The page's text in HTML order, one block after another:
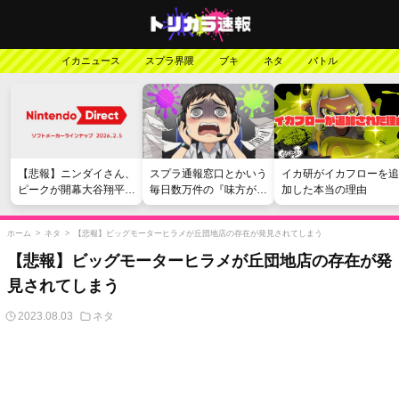
イカニュース スプラ界隈 ブキ ネタ バトル
【悲報】ニンダイさん、
ピークが開幕大谷翔平の
がっかりダイレクトだっ
たと言われてしまう
スプラ通報窓口とかいう
毎日数万件の『味方が弱
い』愚痴を読まされる苦
行
イカ研がイカフローを追
加した本当の理由
ホーム > ネタ > 【悲報】ビッグモーターヒラメが丘団地店の存在が発見されてしまう
【悲報】ビッグモーターヒラメが丘団地店の存在が発
見されてしまう
2023.08.03 ネタ